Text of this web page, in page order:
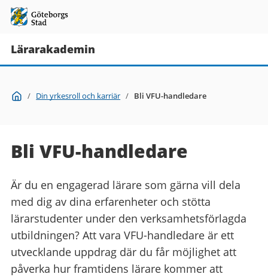
Lärarakademin
Du Start
/ Din yrkesroll och karriär / Bli VFU-handledare
Bli VFU-handledare
Är du en engagerad lärare som gärna vill dela
med dig av dina erfarenheter och stötta
lärarstudenter under den verksamhetsförlagda
utbildningen? Att vara VFU-handledare är ett
utvecklande uppdrag där du får möjlighet att
påverka hur framtidens lärare kommer att